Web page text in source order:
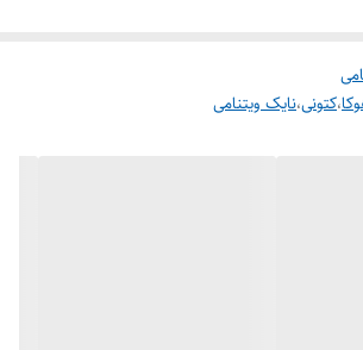
،کتونی،نایک ویتنامی